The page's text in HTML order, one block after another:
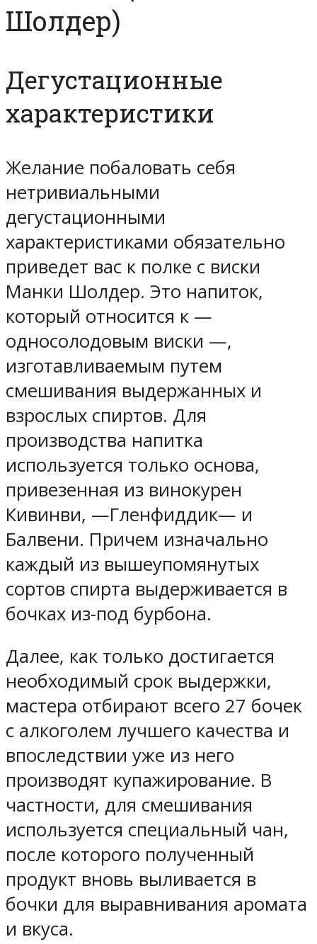
Шолдер)
Дегустационные
характеристики
Желание побаловать себя
нетривиальными
дегустационными
характеристиками обязательно
приведет вас к полке с виски
Манки Шолдер. Это напиток,
который относится к —
односолодовым виски —,
изготавливаемым путем
смешивания выдержанных и
взрослых спиртов. Для
производства напитка
используется только основа,
привезенная из винокурен
Кивинви, —Гленфиддик— и
Балвени. Причем изначально
каждый из вышеупомянутых
сортов спирта выдерживается в
бочках из-под бурбона.
Далее, как только достигается
необходимый срок выдержки,
мастера отбирают всего 27 бочек
с алкоголем лучшего качества и
впоследствии уже из него
производят купажирование. В
частности, для смешивания
используется специальный чан,
после которого полученный
продукт вновь выливается в
бочки для выравнивания аромата
и вкуса.